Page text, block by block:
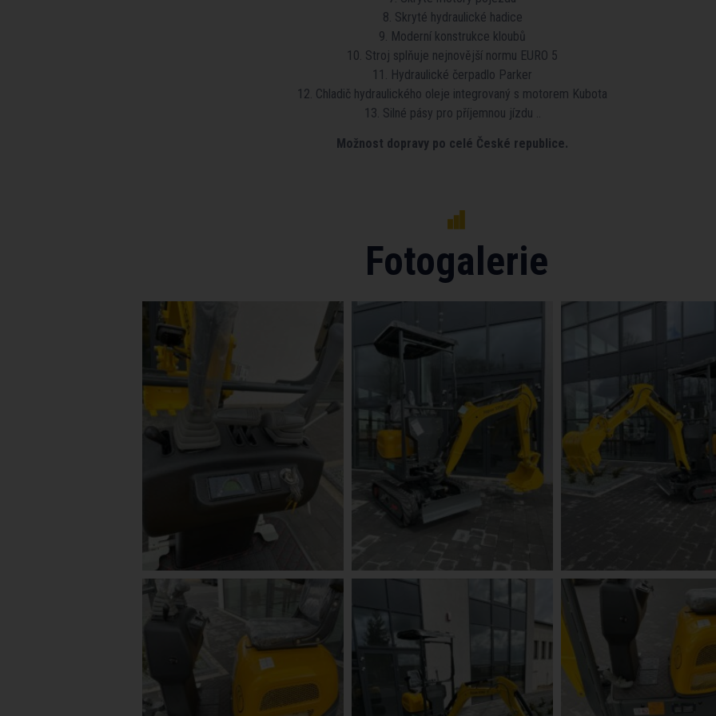
8. Skryté hydraulické hadice
9. Moderní konstrukce kloubů
10. Stroj splňuje nejnovější normu EURO 5
11. Hydraulické čerpadlo Parker
12. Chladič hydraulického oleje integrovaný s motorem Kubota
13. Silné pásy pro příjemnou jízdu ..
Možnost dopravy po celé České republice.
Fotogalerie